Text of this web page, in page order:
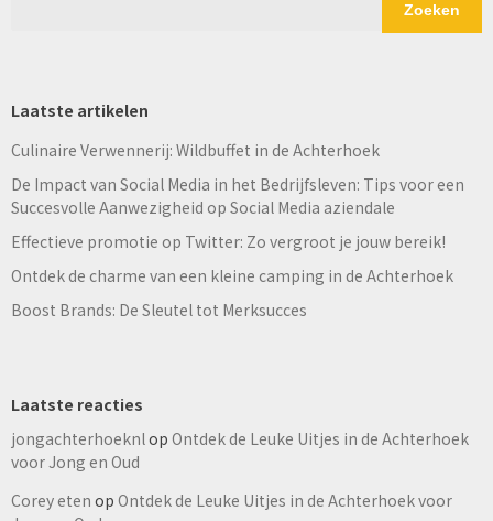
Zoeken
Laatste artikelen
Culinaire Verwennerij: Wildbuffet in de Achterhoek
De Impact van Social Media in het Bedrijfsleven: Tips voor een
Succesvolle Aanwezigheid op Social Media aziendale
Effectieve promotie op Twitter: Zo vergroot je jouw bereik!
Ontdek de charme van een kleine camping in de Achterhoek
Boost Brands: De Sleutel tot Merksucces
Laatste reacties
jongachterhoeknlop Ontdek de Leuke Uitjes in de Achterhoek
voor Jong en Oud
Corey eten op Ontdek de Leuke Uitjes in de Achterhoek voor